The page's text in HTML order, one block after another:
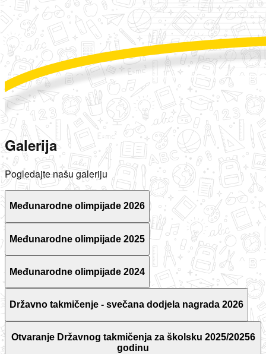
Galerija
Pogledajte našu galeriju
Međunarodne olimpijade 2026
Međunarodne olimpijade 2025
Međunarodne olimpijade 2024
Državno takmičenje - svečana dodjela nagrada 2026
Otvaranje Državnog takmičenja za školsku 2025/20256
godinu